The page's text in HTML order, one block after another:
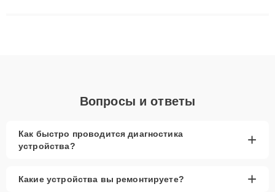
Вопросы и ответы
Как быстро проводится диагностика
устройства?
+
Какие устройства вы ремонтируете? +